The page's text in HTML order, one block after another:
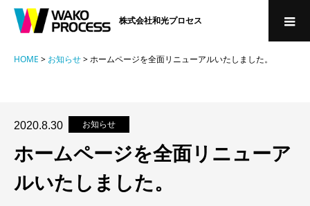
株式会社和光プロセス
HOME > お知らせ>ホームページを全面リニューアルいたしました。
2020.8.30 お知らせ
ホームページを全面リニューア
ルいたしました。